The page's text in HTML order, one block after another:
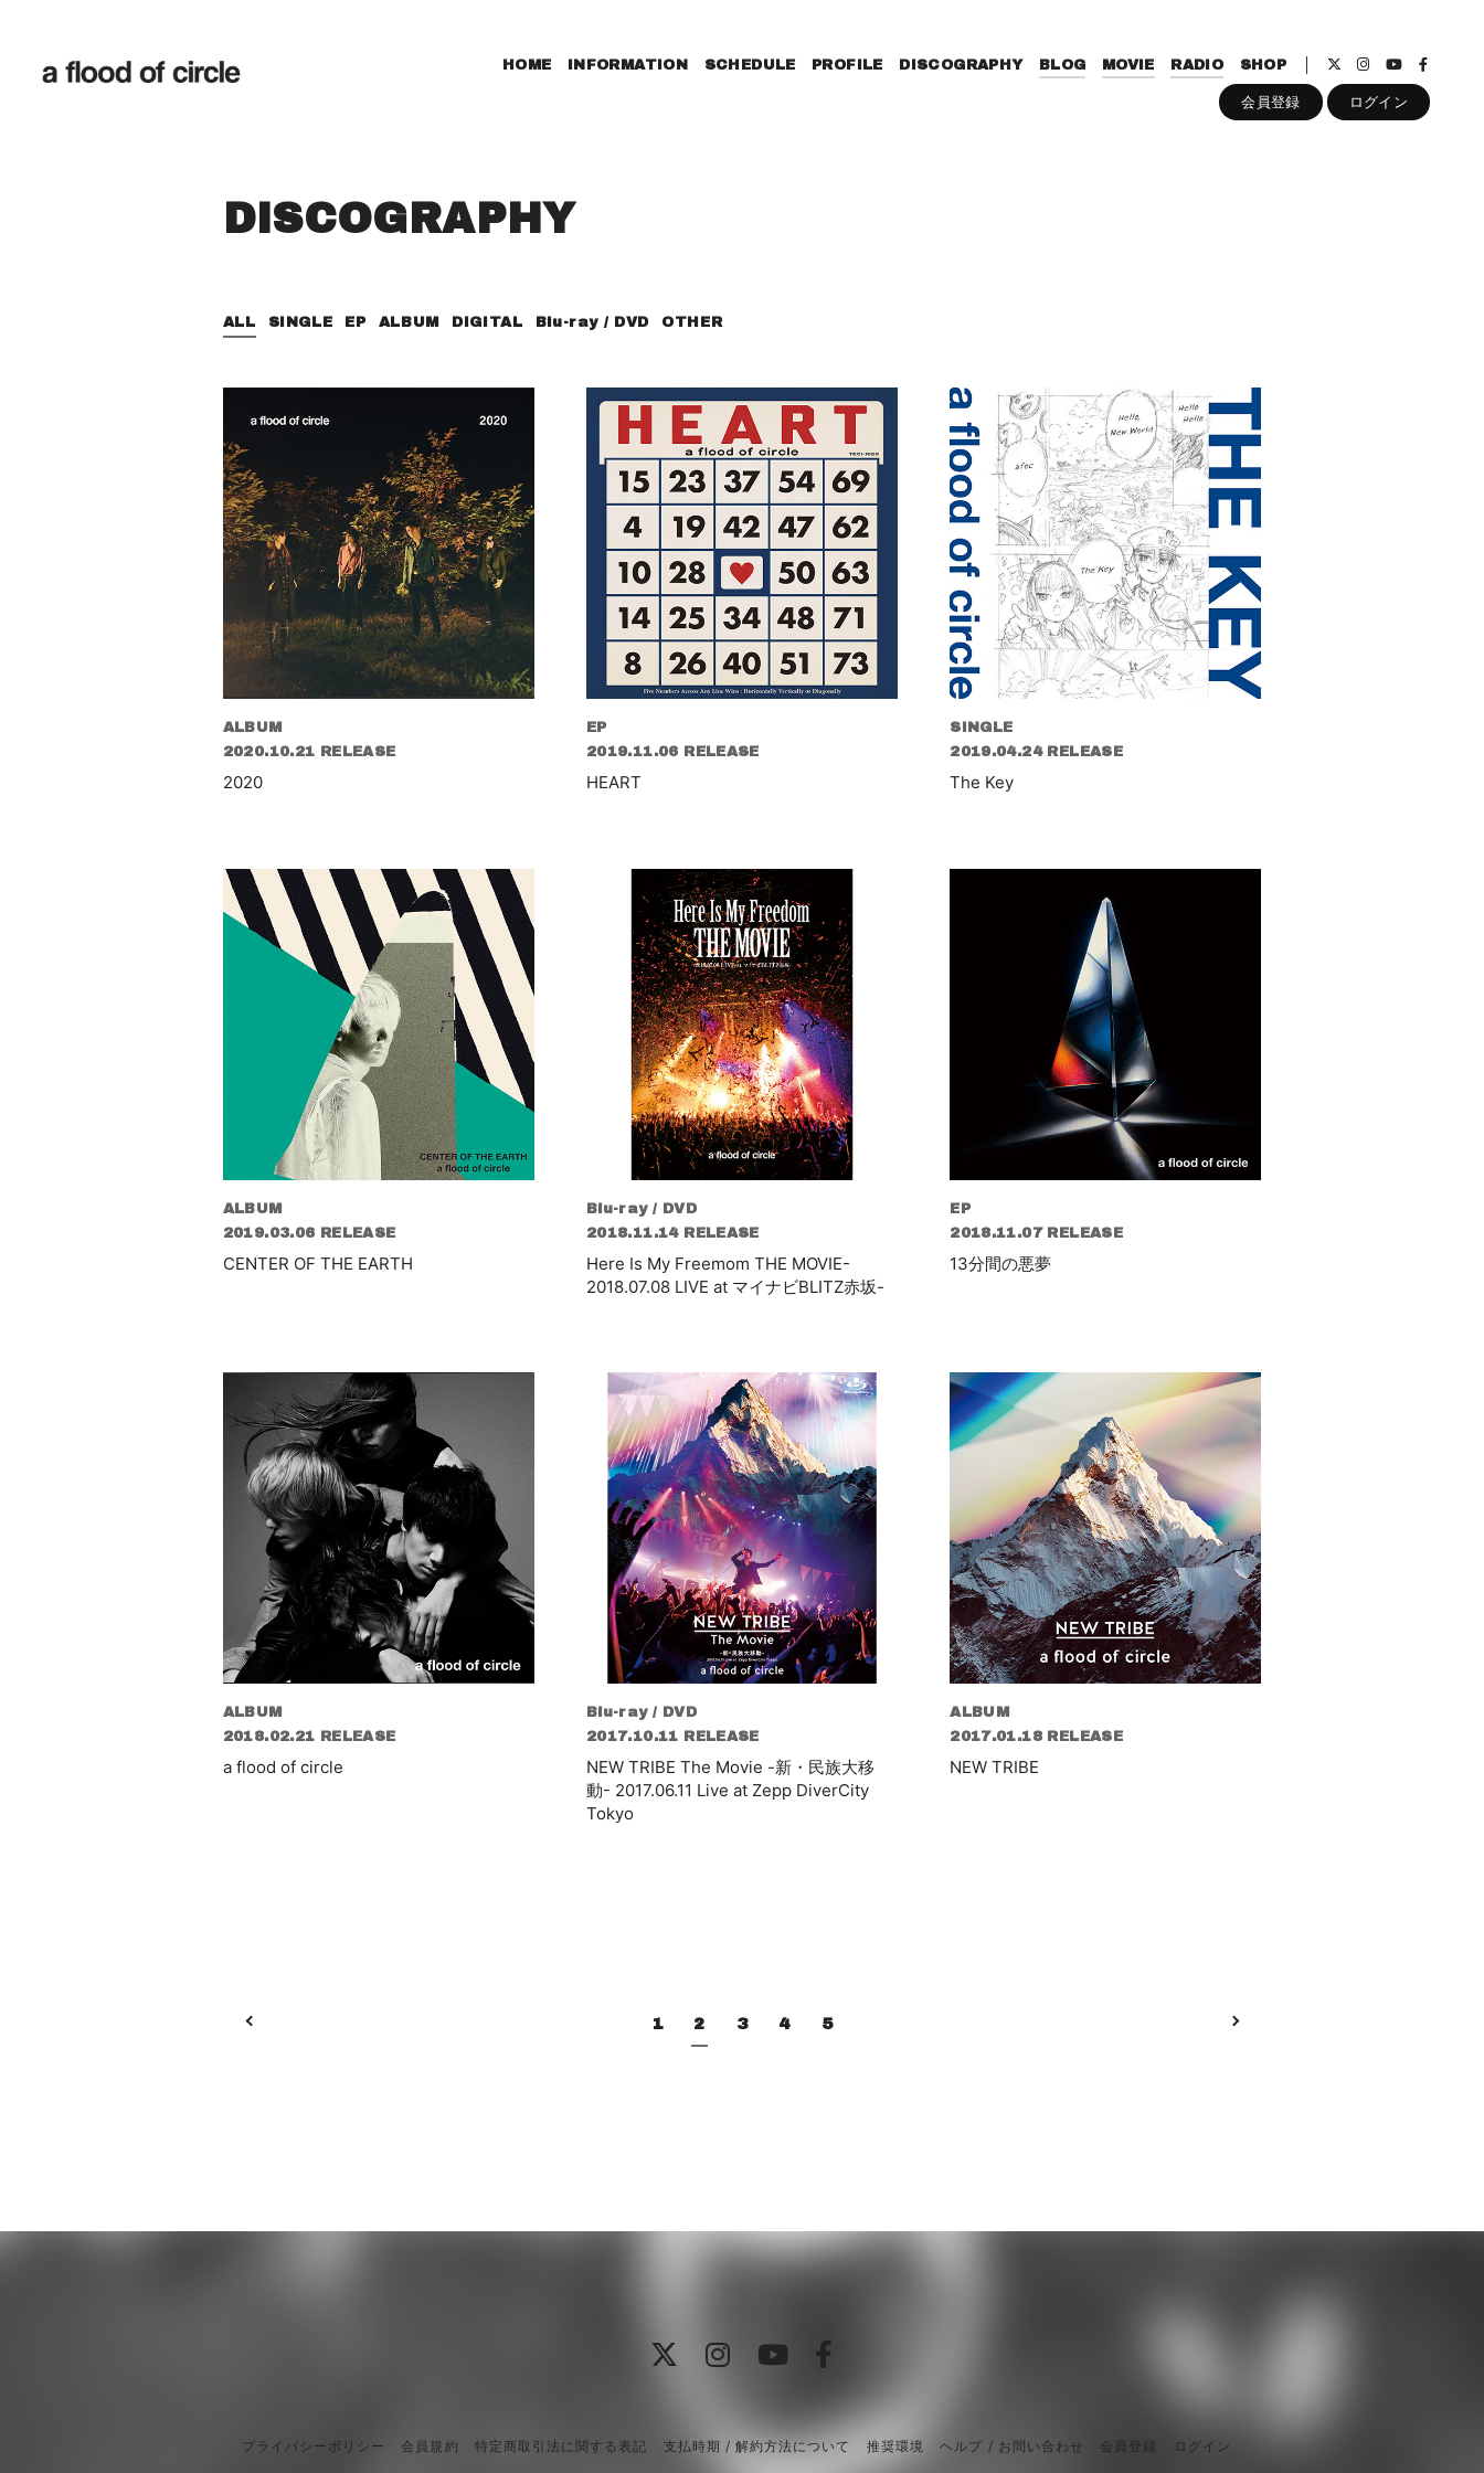
HOME INFORMATION SCHEDULE PROFILE DISCOGRAPHY BLOG MOVIE RADIO SHOP
会員登録 ログイン
DISCOGRAPHY
ALL SINGLE EP ALBUM DIGITAL Blu-ray / DVD OTHER
ALBUM
2020.10.21 RELEASE
2020
EP
2019.11.06 RELEASE
HEART
SINGLE
2019.04.24 RELEASE
The Key
ALBUM
2019.03.06 RELEASE
CENTER OF THE EARTH
Blu-ray / DVD
2018.11.14 RELEASE
Here Is My Freemom THE MOVIE-
2018.07.08 LIVE at マイナビBLITZ赤坂-
EP
2018.11.07 RELEASE
13分間の悪夢
ALBUM
2018.02.21 RELEASE
a flood of circle
Blu-ray / DVD
2017.10.11 RELEASE
NEW TRIBE The Movie -新・民族大移
動- 2017.06.11 Live at Zepp DiverCity
Tokyo
ALBUM
2017.01.18 RELEASE
NEW TRIBE
1 2 3 4 5
プライバシーポリシー 会員規約 特定商取引法に関する表記 支払時期 / 解約方法について 推奨環境 ヘルプ / お問い合わせ 会員登録 ログイン